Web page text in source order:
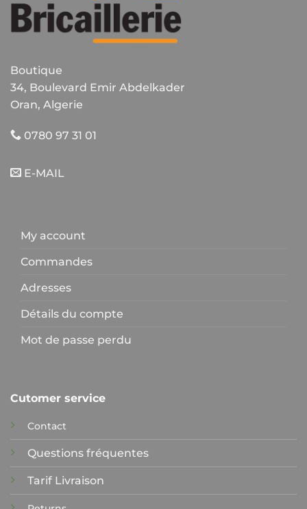
Boutique
34, Boulevard Emir Abdelkader
Oran, Algerie
0780 97 31 01
E-MAIL
My account
Commandes
Adresses
Détails du compte
Mot de passe perdu
Cutomer service
Contact
Questions fréquentes
Tarif Livraison